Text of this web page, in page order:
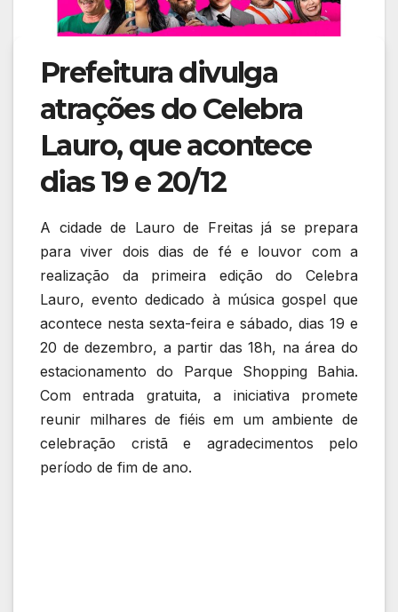
Prefeitura divulga
atrações do Celebra
Lauro, que acontece
dias 19 e 20/12
A cidade de Lauro de Freitas já se prepara
para viver dois dias de fé e louvor com a
realização da primeira edição do Celebra
Lauro, evento dedicado à música gospel que
acontece nesta sexta-feira e sábado, dias 19 e
20 de dezembro, a partir das 18h, na área do
estacionamento do Parque Shopping Bahia.
Com entrada gratuita, a iniciativa promete
reunir milhares de fiéis em um ambiente de
celebração cristã e agradecimentos pelo
período de fim de ano.